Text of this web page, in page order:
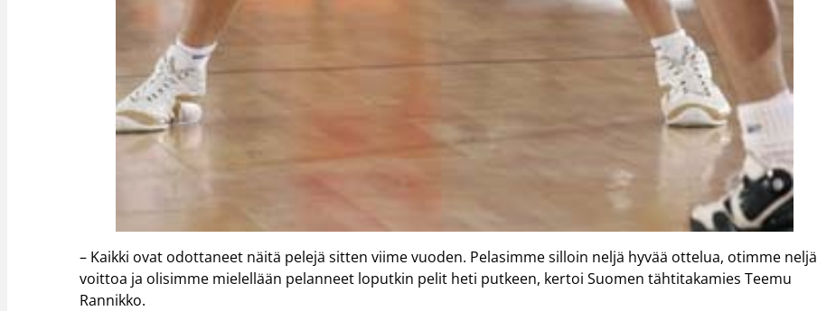
– Kaikki ovat odottaneet näitä pelejä sitten viime vuoden. Pelasimme silloin neljä hyvää ottelua, otimme neljä
voittoa ja olisimme mielellään pelanneet loputkin pelit heti putkeen, kertoi Suomen tähtitakamies Teemu
Rannikko.